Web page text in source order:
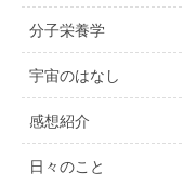
分子栄養学
宇宙のはなし
感想紹介
日々のこと